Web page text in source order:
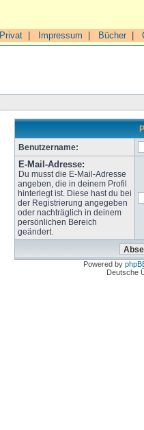
Privat Impressum Bücher|
Benutzername:
E-Mail-Adresse:
Du musst die E-Mail-Adresse
angeben, die in deinem Profil
hinterlegt ist. Diese hast du bei
der Registrierung angegeben
oder nachträglich in deinem
persönlichen Bereich
geändert.
Powered by
Deutsche